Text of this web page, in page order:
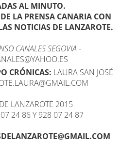
AL MINUTO.
LA PRENSA CANARIA CON
NOTICIAS DE LANZAROTE.
CANALES SEGOVIA -
CRÓNICAS: LAURA SAN JOSÉ
LANZAROTE 2015
24 86 Y 928 07 24 87